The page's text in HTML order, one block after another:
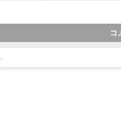
コ